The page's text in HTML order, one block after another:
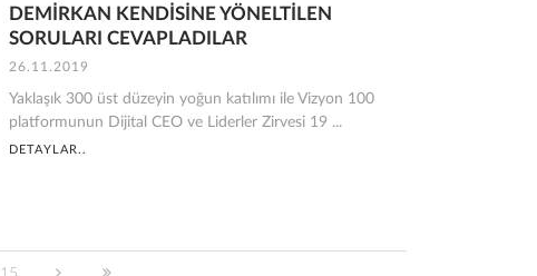
DEMİRKAN KENDİSİNE YÖNELTİLEN
SORULARI CEVAPLADILAR
26.11.2019
Yaklaşık 300 üst düzeyin yoğun katılımı ile Vizyon 100
platformunun Dijital CEO ve Liderler Zirvesi 19 ...
DETAYLAR..